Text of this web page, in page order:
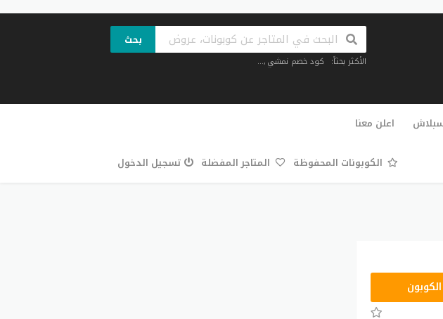
بحث
الأكثر بحثاً: كود خصم نمشي,...
تخطي
اعلن معنا
الكوبونات المحفوظة المتاجر المفضلة تسجيل الدخول